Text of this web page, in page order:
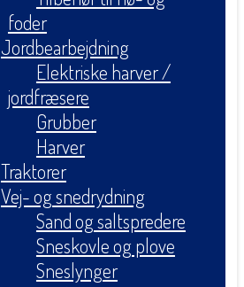
foder
Jordbearbejdning
Elektriske harver /
jordfræsere
Grubber
Harver
Traktorer
Vej- og snedrydning
Sand og saltspredere
Sneskovle og plove
Sneslynger